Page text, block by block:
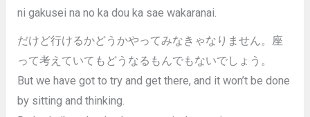
ni gakusei na no ka dou ka sae wakaranai.
だけど行けるかどうかやってみなきゃなりません。座
って考えていてもどうなるもんでもないでしょう。
But we have got to try and get there, and it won’t be done
by sitting and thinking.